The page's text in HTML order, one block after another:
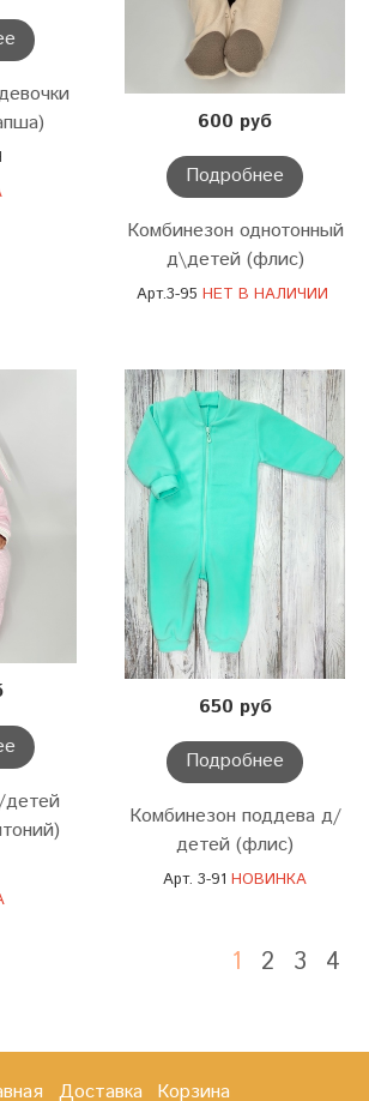
600 руб
Подробнее
Комбинезон однотонный
д\детей (флис)
Арт.3-95 НЕТ В НАЛИЧИИ
650 руб
Подробнее
Комбинезон поддева д/
детей (флис)
Арт. 3-91 НОВИНКА
1 2 3 4
Доставка Корзина